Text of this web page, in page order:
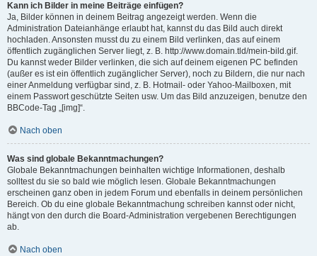
Kann ich Bilder in meine Beiträge einfügen?
Ja, Bilder können in deinem Beitrag angezeigt werden. Wenn die
Administration Dateianhänge erlaubt hat, kannst du das Bild auch direkt
hochladen. Ansonsten musst du zu einem Bild verlinken, das auf einem
öffentlich zugänglichen Server liegt, z. B. http://www.domain.tld/mein-bild.gif.
Du kannst weder Bilder verlinken, die sich auf deinem eigenen PC befinden
(außer es ist ein öffentlich zugänglicher Server), noch zu Bildern, die nur nach
einer Anmeldung verfügbar sind, z. B. Hotmail- oder Yahoo-Mailboxen, mit
einem Passwort geschützte Seiten usw. Um das Bild anzuzeigen, benutze den
BBCode-Tag „[img]“.
Nach oben
Was sind globale Bekanntmachungen?
Globale Bekanntmachungen beinhalten wichtige Informationen, deshalb
solltest du sie so bald wie möglich lesen. Globale Bekanntmachungen
erscheinen ganz oben in jedem Forum und ebenfalls in deinem persönlichen
Bereich. Ob du eine globale Bekanntmachung schreiben kannst oder nicht,
hängt von den durch die Board-Administration vergebenen Berechtigungen
ab.
Nach oben